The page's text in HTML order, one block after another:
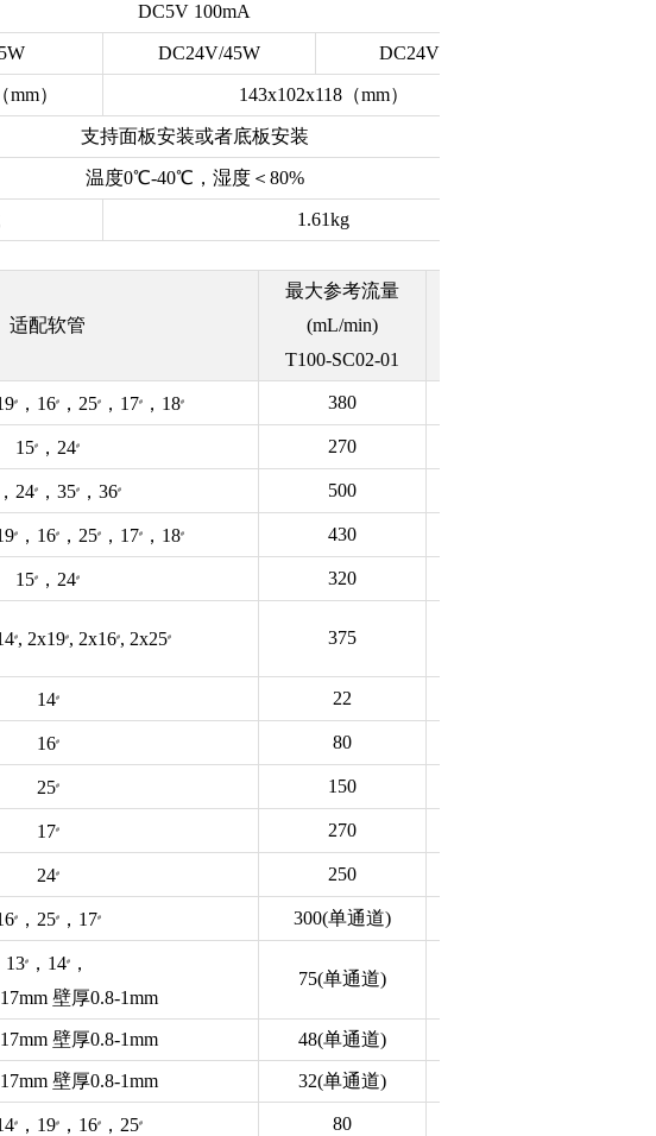
DC5V 100mA
DC24V/45W DC24V/55W
mm） 143x102x118（mm）
支持面板安装或者底板安装
温度0℃-40℃，湿度＜80%
1.61kg
适配软管
最大参考流量
(mL/min)
T100-SC02-01
#，16#，25#，17#，18# 380
15# ，24# 270
，24# ，35# ，36# 500
#，16#，25#，17#，18# 430
15# ，24# 320
#, 2x19#, 2x16#, 2x25# 375
14# 22
16# 80
25# 150
17# 270
24# 250
#，25#，17# 300(单通道)
13# ，14#
，
壁厚0.8-1mm
75(单通道)
壁厚0.8-1mm 48(单通道)
壁厚0.8-1mm 32(单通道)
#，19#，16#，25# 80